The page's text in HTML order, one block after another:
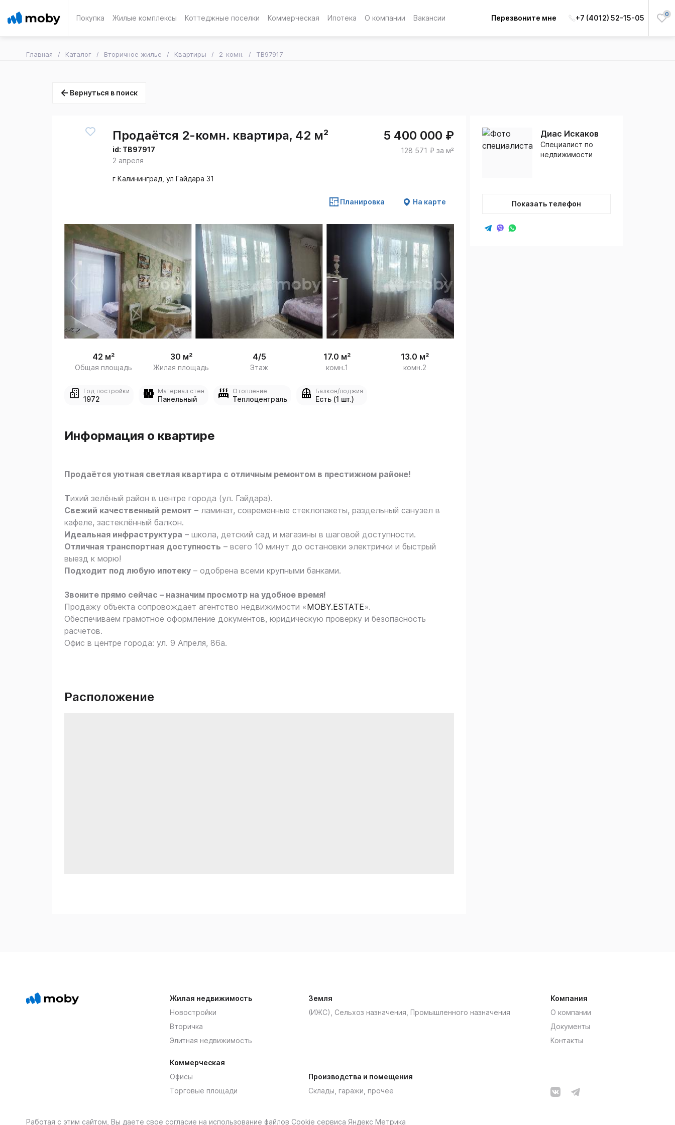
Покупка Жилые комплексы Коттеджные поселки Коммерческая Ипотека О компании Вакансии Перезвоните мне +7 (4012) 52-15-05 0
Главная Каталог Вторичное жилье Квартиры 2-комн. TB97917
Вернуться в поиск
Продаётся 2-комн. квартира, 42 м²
id: TB97917
2 апреля
5 400 000 ₽
128 571 ₽ за м²
г Калининград, ул Гайдара 31
Планировка На карте
7
42 м²
Общая площадь
30 м²
Жилая площадь
4/5
Этаж
17.0 м²
комн.1
13.0 м²
комн.2
Год постройки
1972
Материал стен
Панельный
Отопление
Теплоцентраль
Балкон/лоджия
Есть (1 шт.)
Информация о квартире
Продаётся уютная светлая квартира с отличным ремонтом в престижном районе!
Тихий зелёный район в центре города (ул. Гайдара).
Свежий качественный ремонт – ламинат, современные стеклопакеты, раздельный санузел в
кафеле, застеклённый балкон.
Идеальная инфраструктура – школа, детский сад и магазины в шаговой доступности.
Отличная транспортная доступность – всего 10 минут до остановки электрички и быстрый
выезд к морю!
Подходит под любую ипотеку – одобрена всеми крупными банками.
Звоните прямо сейчас – назначим просмотр на удобное время!
Продажу объекта сопровождает агентство недвижимости «MOBY.ESTATE».
Обеспечиваем грамотное оформление документов, юридическую проверку и безопасность
расчетов.
Офис в центре города: ул. 9 Апреля, 86а.
Расположение
Диас Искаков
Специалист по
недвижимости
Показать телефон
Жилая недвижимость
Новостройки
Вторичка
Элитная недвижимость
Коммерческая
Офисы
Торговые площади
Земля
(ИЖС), Сельхоз назначения, Промышленного назначения
Производства и помещения
Склады, гаражи, прочее
Компания
О компании
Документы
Контакты
Работая с этим сайтом, Вы даете свое согласие на использование файлов Cookie сервиса Яндекс Метрика